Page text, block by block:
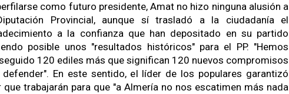
como futuro presidente, Amat no hizo ninguna alusión a
Provincial, aunque sí trasladó a la ciudadanía el
a la confianza que han depositado en su partido
posible unos "resultados históricos" para el PP. "Hemos
120 ediles más que significan 120 nuevos compromisos
defender". En este sentido, el líder de los populares garantizó
que trabajarán para que "a Almería no nos escatimen más nada